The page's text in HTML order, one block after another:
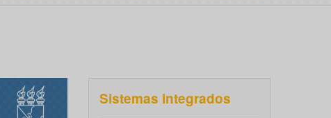
Sistemas integrados